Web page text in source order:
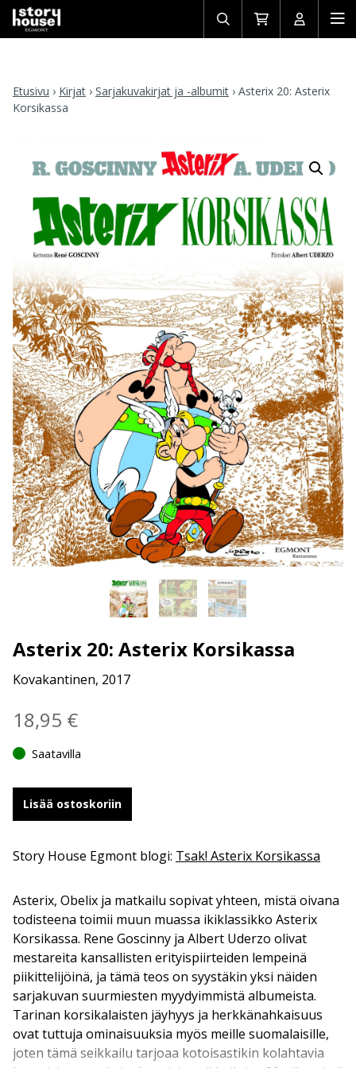
Avaa/sulje
haku
Siirry
ostoskoriin
Avaa/
Etusivu › Kirjat › Sarjakuvakirjat ja -albumit › Asterix 20: Asterix
Korsikassa
Asterix 20: Asterix Korsikassa
Kovakantinen, 2017
18,95 €
Saatavilla
Lisää ostoskoriin
Story House Egmont blogi: Tsak! Asterix Korsikassa
Asterix, Obelix ja matkailu sopivat yhteen, mistä oivana
todisteena toimii muun muassa ikiklassikko Asterix
Korsikassa. Rene Goscinny ja Albert Uderzo olivat
mestareita kansallisten erityispiirteiden lempeinä
piikittelijöinä, ja tämä teos on syystäkin yksi näiden
sarjakuvan suurmiesten myydyimmistä albumeista.
Tarinan korsikalaisten jäyhyys ja herkkänahkaisuus
ovat tuttuja ominaisuuksia myös meille suomalaisille,
joten tämä seikkailu tarjoaa kotoisastikin kolahtavia